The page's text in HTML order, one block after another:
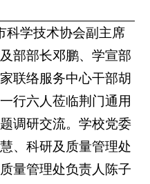
科学技术协会副主席
部部长邓鹏、学宣部
联络服务中心干部胡
行六人莅临荆门通用
调研交流。学校党委
、科研及质量管理处
量管理处负责人陈子